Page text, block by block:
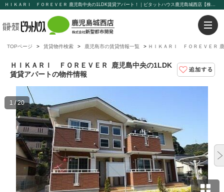
ＨＩＫＡＲＩ ＦＯＲＥＶＥＲ 鹿児島中央の1LDK賃貸アパート！｜ピタットハウス鹿児島城西店【株式会社新聖都市開発】
TOPページ 賃貸物件検索 鹿児島市の賃貸情報一覧 ＨＩＫＡＲＩ ＦＯＲＥＶＥＲ
ＨＩＫＡＲＩ ＦＯＲＥＶＥＲ
鹿児島中央の1LDK
賃貸アパートの物件情報
1 / 20